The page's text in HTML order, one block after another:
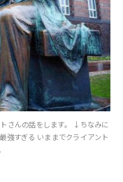
さんの話をします。 ↓ちなみに
強すぎる いままでクライアント